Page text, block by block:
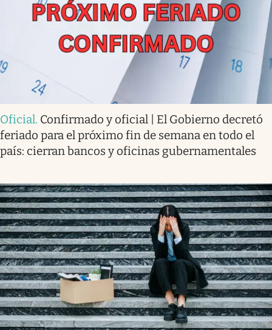
Oficial. Confirmado y oficial | El Gobierno decretó
feriado para el próximo fin de semana en todo el
país: cierran bancos y oficinas gubernamentales